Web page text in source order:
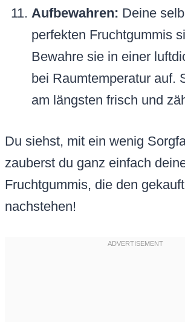
Aufbewahren: Deine
perfekten Fruchtgummis
Bewahre sie in einer
bei Raumtemperatur auf.
am längsten frisch und
Du siehst, mit ein wenig
zauberst du ganz einfach
Fruchtgummis, die den
nachstehen!